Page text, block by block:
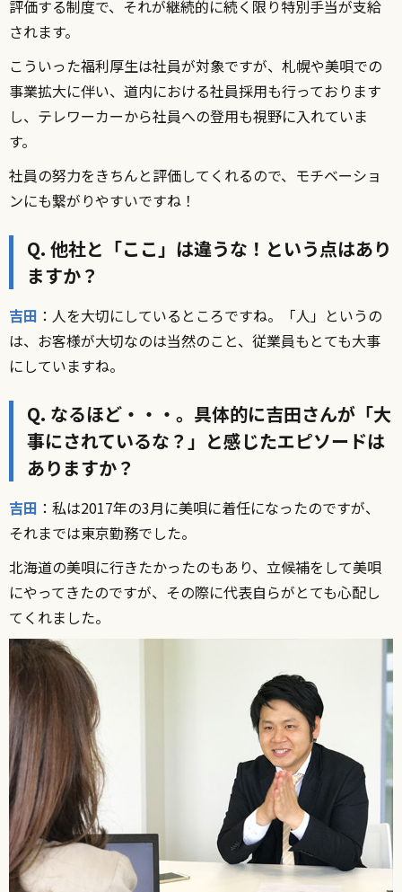
評価する制度で、それが継続的に続く限り特別手当が支給
されます。
こういった福利厚生は社員が対象ですが、札幌や美唄での
事業拡大に伴い、道内における社員採用も行っております
し、テレワーカーから社員への登用も視野に入れていま
す。
社員の努力をきちんと評価してくれるので、モチベーショ
ンにも繋がりやすいですね！
Q. 他社と「ここ」は違うな！という点はあり
ますか？
吉田 ：人を大切にしているところですね。「人」というの
は、お客様が大切なのは当然のこと、従業員もとても大事
にしていますね。
Q. なるほど・・・。具体的に吉田さんが「大
事にされているな？」と感じたエピソードは
ありますか？
吉田 ：私は2017年の3月に美唄に着任になったのですが、
それまでは東京勤務でした。
北海道の美唄に行きたかったのもあり、立候補をして美唄
にやってきたのですが、その際に代表自らがとても心配し
てくれました。